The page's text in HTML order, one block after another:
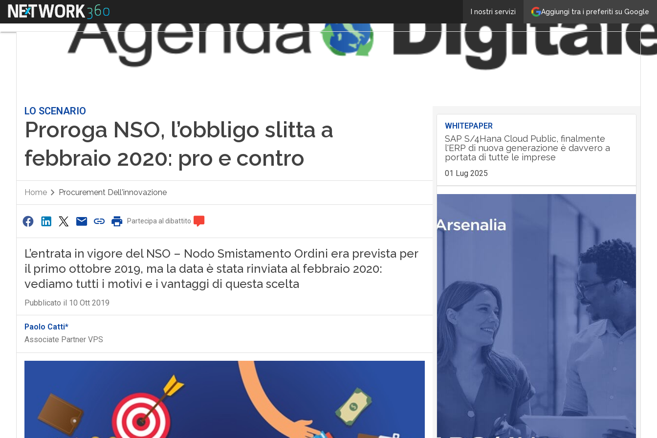
Aggiungi tra i preferiti su Google
I nostri servizi
Menu
LO SCENARIO
Proroga NSO, l’obbligo slitta a
febbraio 2020: pro e contro
Home Procurement Dell'innovazione
Partecipa al dibattito
L’entrata in vigore del NSO – Nodo Smistamento Ordini era prevista per
il primo ottobre 2019, ma la data è stata rinviata al febbraio 2020:
vediamo tutti i motivi e i vantaggi di questa scelta
Pubblicato il 10 Ott 2019
Paolo Catti*
Associate Partner VPS
WHITEPAPER
SAP S/4Hana Cloud Public, finalmente
l'ERP di nuova generazione è davvero a
portata di tutte le imprese
01 Lug 2025